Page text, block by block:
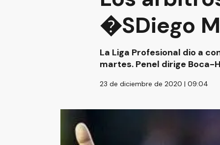
�SDiego
La Liga Profesional dio a
martes. Penel dirige Boca-
23 de diciembre de 2020 | 09:04